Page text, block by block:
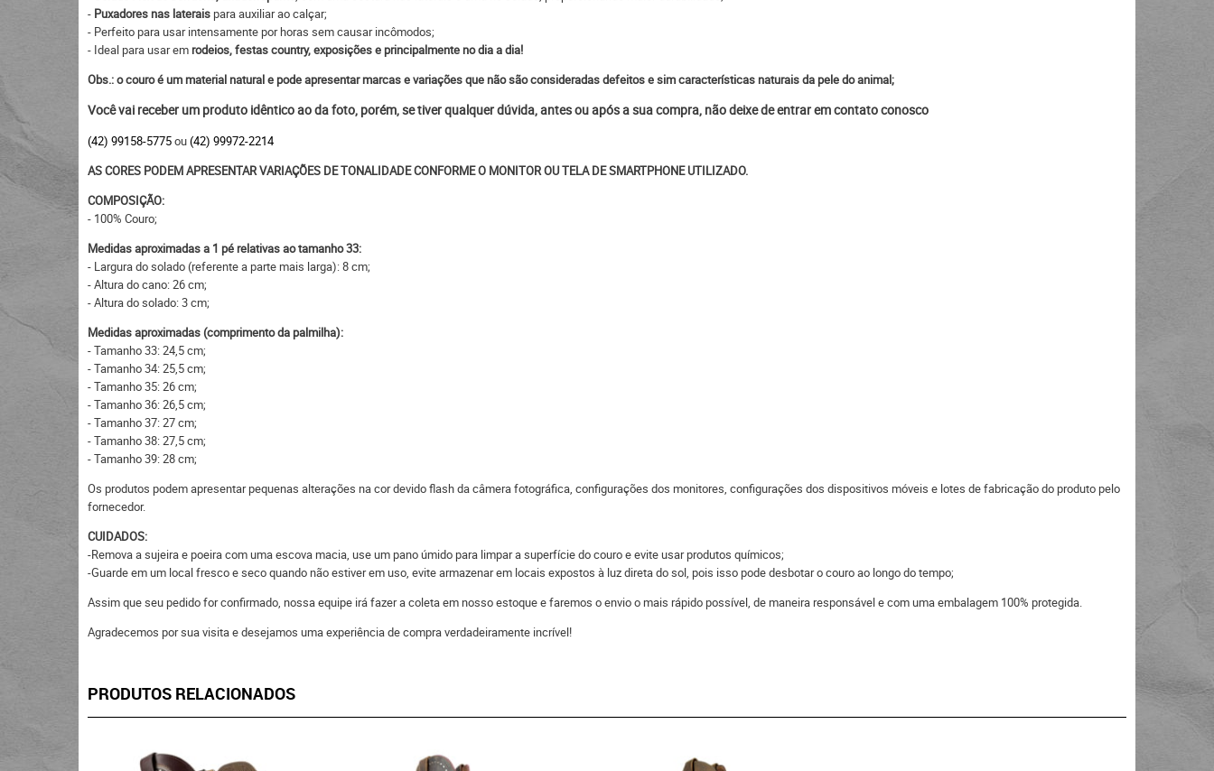
- Puxadores nas laterais para auxiliar ao calçar;
- Perfeito para usar intensamente por horas sem causar incômodos;
- Ideal para usar em rodeios, festas country, exposições e principalmente no dia a dia!
Obs.: o couro é um material natural e pode apresentar marcas e variações que não são consideradas defeitos e sim características naturais da pele do animal;
Você vai receber um produto idêntico ao da foto, porém, se tiver qualquer dúvida, antes ou após a sua compra, não deixe de entrar em contato conosco
(42) 99158-5775ou(42) 99972-2214
AS CORES PODEM APRESENTAR VARIAÇÕES DE TONALIDADE CONFORME O MONITOR OU TELA DE SMARTPHONE UTILIZADO.
COMPOSIÇÃO:
- 100% Couro;
Medidas aproximadas a 1 pé relativas ao tamanho 33:
- Largura do solado (referente a parte mais larga): 8 cm;
- Altura do cano: 26 cm;
- Altura do solado: 3 cm;
Medidas aproximadas (comprimento da palmilha):
- Tamanho 33: 24,5 cm;
- Tamanho 34: 25,5 cm;
- Tamanho 35: 26 cm;
- Tamanho 36: 26,5 cm;
- Tamanho 37: 27 cm;
- Tamanho 38: 27,5 cm;
- Tamanho 39: 28 cm;
Os produtos podem apresentar pequenas alterações na cor devido flash da câmera fotográfica, configurações dos monitores, configurações dos dispositivos móveis e lotes de fabricação do produto pelo
fornecedor.
CUIDADOS:
-Remova a sujeira e poeira com uma escova macia, use um pano úmido para limpar a superfície do couro e evite usar produtos químicos;
-Guarde em um local fresco e seco quando não estiver em uso, evite armazenar em locais expostos à luz direta do sol, pois isso pode desbotar o couro ao longo do tempo;
Assim que seu pedido for confirmado, nossa equipe irá fazer a coleta em nosso estoque e faremos o envio o mais rápido possível, de maneira responsável e com uma embalagem 100% protegida.
Agradecemos por sua visita e desejamos uma experiência de compra verdadeiramente incrível!
PRODUTOS RELACIONADOS